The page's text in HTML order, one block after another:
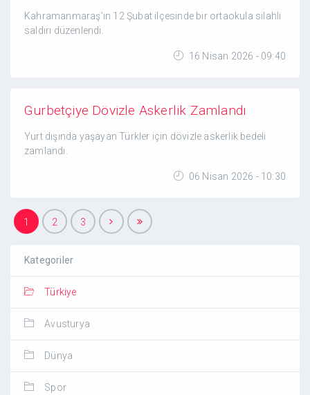
Kahramanmaraş’ın 12 Şubat ilçesinde bir ortaokula silahlı
saldırı düzenlendi.
16 Nisan 2026 - 09:40
Gurbetçiye Dövizle Askerlik Zamlandı
Yurt dışında yaşayan Türkler için dövizle askerlik bedeli
zamlandı.
06 Nisan 2026 - 10:30
1 2 3
Kategoriler
Türkiye
Avusturya
Dünya
Spor